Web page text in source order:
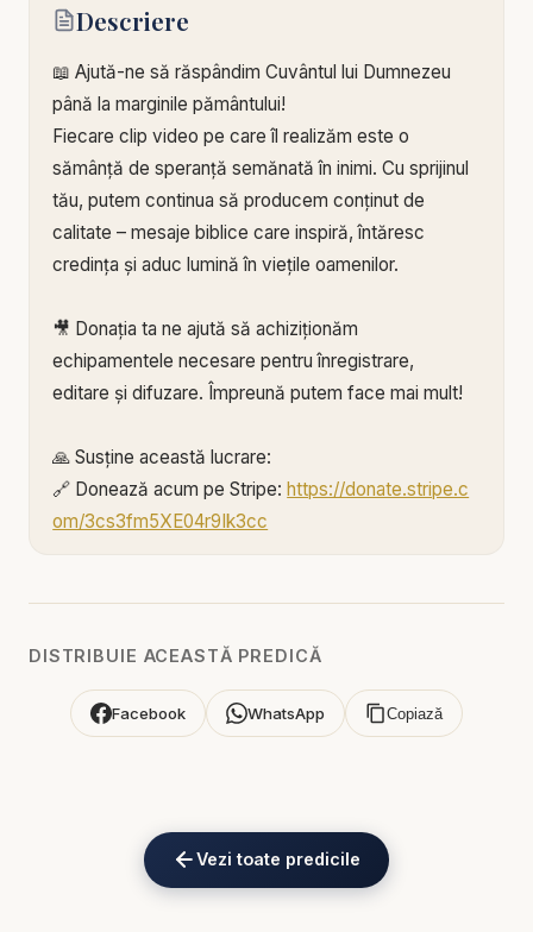
Descriere
📖 Ajută-ne să răspândim Cuvântul lui Dumnezeu
până la marginile pământului!
Fiecare clip video pe care îl realizăm este o
sămânță de speranță semănată în inimi. Cu sprijinul
tău, putem continua să producem conținut de
calitate – mesaje biblice care inspiră, întăresc
credința și aduc lumină în viețile oamenilor.
🎥 Donația ta ne ajută să achiziționăm
echipamentele necesare pentru înregistrare,
editare și difuzare. Împreună putem face mai mult!
🙏 Susține această lucrare:
🔗 Donează acum pe Stripe:https://donate.stripe.c
om/3cs3fm5XE04r9Ik3cc
Mulțumim din inimă pentru că faci parte din
eKV82sp3xNBFw/join
DISTRIBUIE ACEASTĂ PREDICĂ
Facebook WhatsApp Copiază
Vezi toate predicile